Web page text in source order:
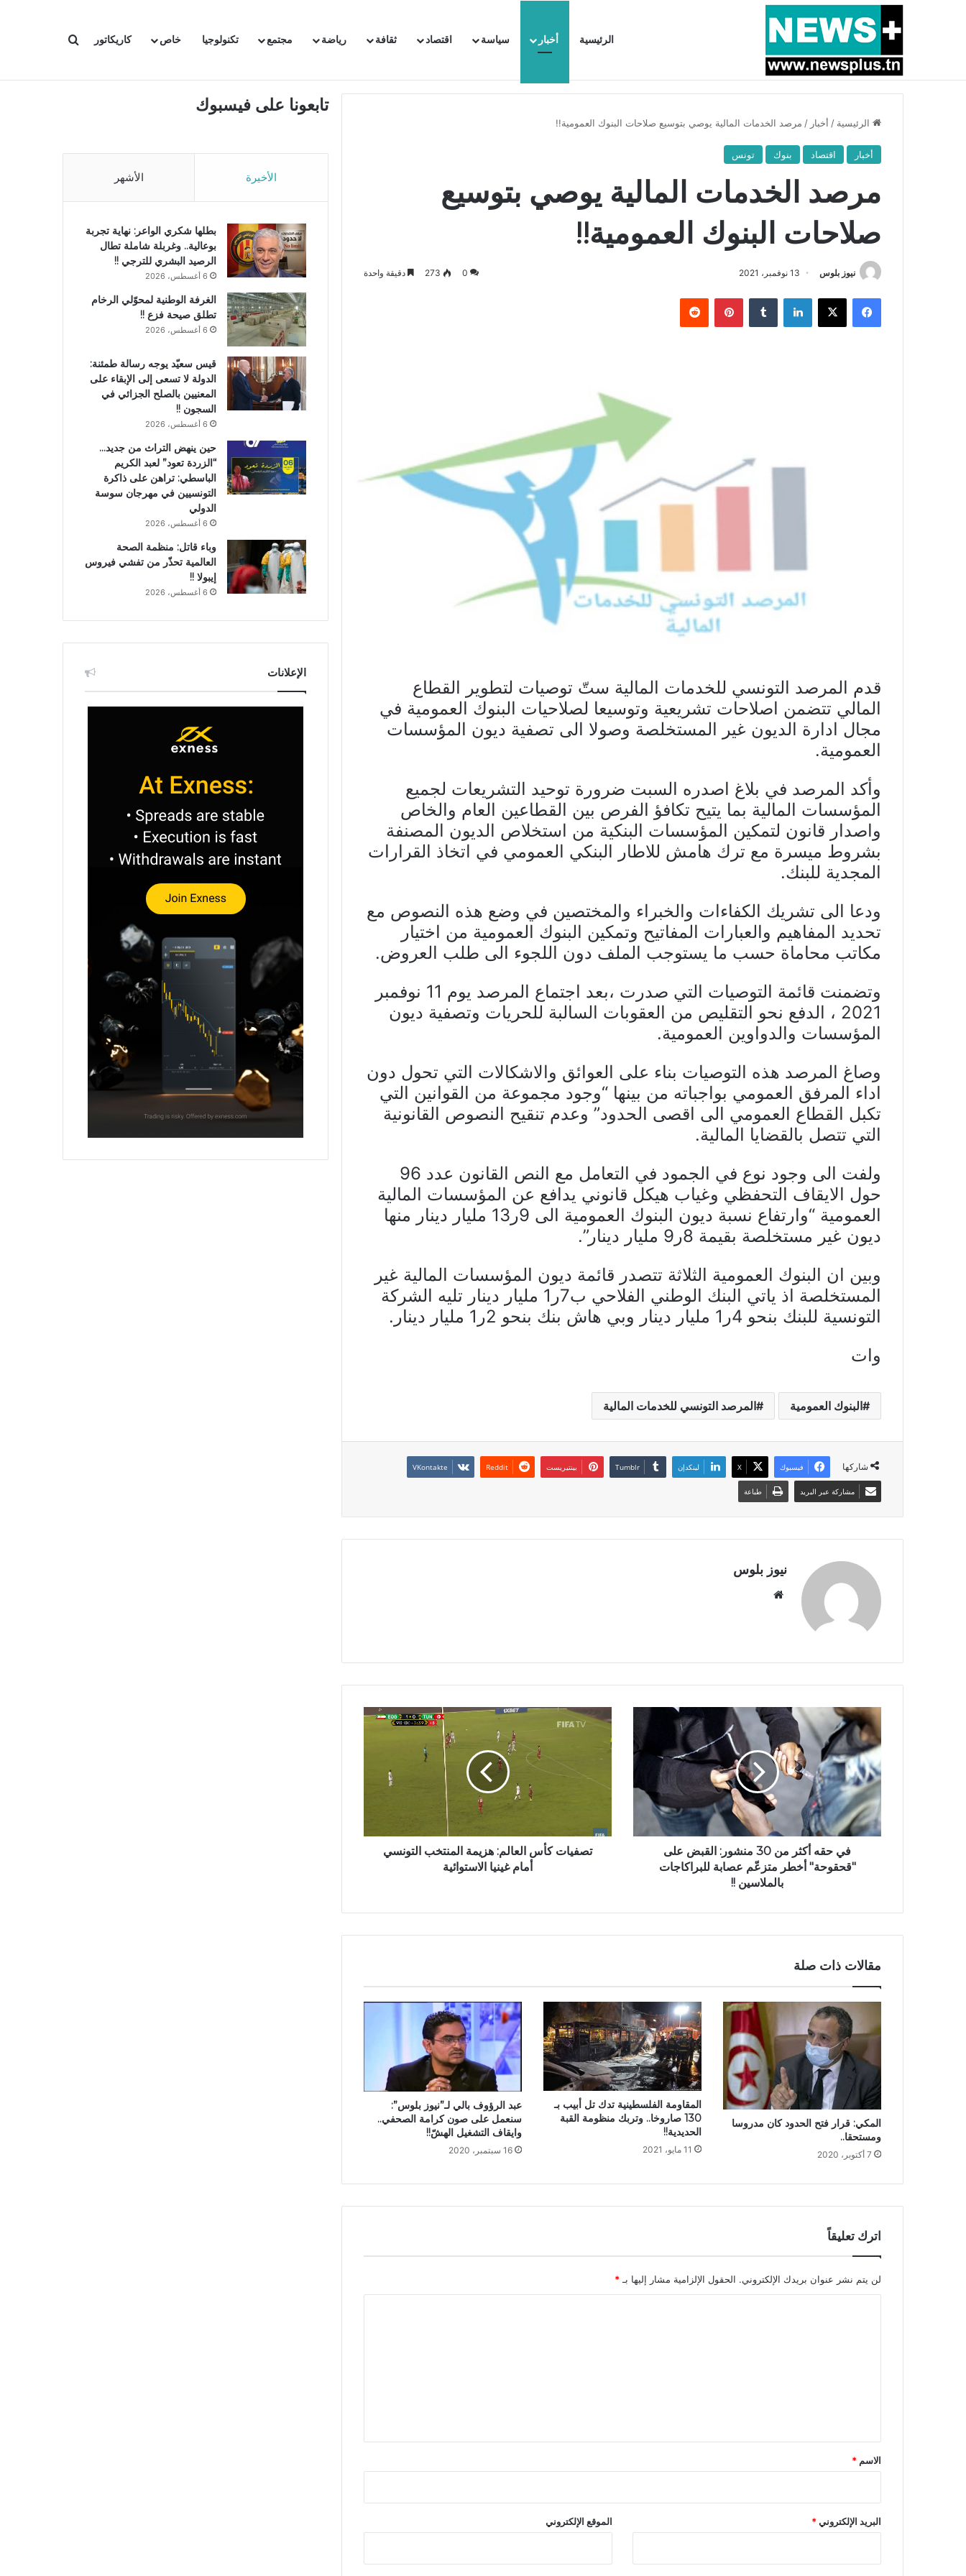
الرئيسية أخبار سياسة اقتصاد ثقافة رياضة مجتمع تكنولوجيا خاص كاريكاتور بحث عن
أخبار عاجلة بسبب المرزوقي وبتكليف من سعيّد: الخارجية تستدعي السفيرة الفرنسية بتونس وتبلغها احتجاجا شديد اللهجة !!
الرئيسية / أخبار / مرصد الخدمات المالية يوصي بتوسيع صلاحات البنوك العمومية!!
أخبار اقتصاد بنوك تونس
مرصد الخدمات المالية يوصي بتوسيع
صلاحات البنوك العمومية!!
نيوز بلوس 13 نوفمبر، 2021 0
273 دقيقة واحدة
فيسبوك X لينكدإن بينتيريست
قدم المرصد التونسي للخدمات المالية ستّ توصيات لتطوير القطاع
المالي تتضمن اصلاحات تشريعية وتوسيعا لصلاحيات البنوك العمومية في
مجال ادارة الديون غير المستخلصة وصولا الى تصفية ديون المؤسسات
العمومية.
وأكد المرصد في بلاغ اصدره السبت ضرورة توحيد التشريعات لجميع
المؤسسات المالية بما يتيح تكافؤ الفرص بين القطاعين العام والخاص
واصدار قانون لتمكين المؤسسات البنكية من استخلاص الديون المصنفة
بشروط ميسرة مع ترك هامش للاطار البنكي العمومي في اتخاذ القرارات
المجدية للبنك.
ودعا الى تشريك الكفاءات والخبراء والمختصين في وضع هذه النصوص مع
تحديد المفاهيم والعبارات المفاتيح وتمكين البنوك العمومية من اختيار
مكاتب محاماة حسب ما يستوجب الملف دون اللجوء الى طلب العروض.
وتضمنت قائمة التوصيات التي صدرت ،بعد اجتماع المرصد يوم 11 نوفمبر
2021 ، الدفع نحو التقليص من العقوبات السالبة للحريات وتصفية ديون
المؤسسات والدواوين العمومية.
وصاغ المرصد هذه التوصيات بناء على العوائق والاشكالات التي تحول دون
اداء المرفق العمومي بواجباته من بينها “وجود مجموعة من القوانين التي
تكبل القطاع العمومي الى اقصى الحدود” وعدم تنقيح النصوص القانونية
التي تتصل بالقضايا المالية.
ولفت الى وجود نوع في الجمود في التعامل مع النص القانون عدد 96
حول الايقاف التحفظي وغياب هيكل قانوني يدافع عن المؤسسات المالية
العمومية “وارتفاع نسبة ديون البنوك العمومية الى 9ر13 مليار دينار منها
ديون غير مستخلصة بقيمة 8ر9 مليار دينار”.
وبين ان البنوك العمومية الثلاثة تتصدر قائمة ديون المؤسسات المالية غير
المستخلصة اذ ياتي البنك الوطني الفلاحي ب7ر1 مليار دينار تليه الشركة
التونسية للبنك بنحو 4ر1 مليار دينار وبي هاش بنك بنحو 2ر1 مليار دينار.
وات
البنوك العمومية المرصد التونسي للخدمات المالية
شاركها فيسبوك X لينكدإن بينتيريست
مشاركة عبر البريد طباعة
نيوز بلوس
في حقه أكثر من 30 منشور: القبض على
"قحقوحة" أخطر متزعّم عصابة للبراكاجات
بالملاسين !!
تصفيات كأس العالم: هزيمة المنتخب التونسي
أمام غينيا الاستوائية
مقالات ذات صلة
المكي: قرار فتح الحدود كان مدروسا
ومستحقا..
7 أكتوبر، 2020
المقاومة الفلسطينية تدك تل أبيب بـ
130 صاروخا.. وتربك منظومة القبة
الحديدية!!
11 مايو، 2021
عبد الرؤوف بالي لـ”نيوز بلوس”:
سنعمل على صون كرامة الصحفي..
وايقاف التشغيل الهشّ!!
16 سبتمبر، 2020
اترك تعليقاً
لن يتم نشر عنوان بريدك الإلكتروني. الحقول الإلزامية مشار إليها بـ *
*
الاسم *
البريد الإلكتروني* الموقع الإلكتروني
تابعونا على فيسبوك
الأخيرة الأشهر
بطلها شكري الواعر: نهاية تجربة
بوعالية.. وغربلة شاملة تطال
الرصيد البشري للترجي !!
6 أغسطس، 2026
الغرفة الوطنية لمحوّلي الرخام
تطلق صيحة فزع !!
6 أغسطس، 2026
قيس سعيّد يوجه رسالة طمئنة:
الدولة لا تسعى إلى الإبقاء على
المعنيين بالصلح الجزائي في
السجون !!
6 أغسطس، 2026
حين ينهض التراث من جديد…
“الزردة تعود” لعبد الكريم
الباسطي: تراهن على ذاكرة
التونسيين في مهرجان سوسة
الدولي
6 أغسطس، 2026
وباء قاتل: منظمة الصحة
العالمية تحذّر من تفشي فيروس
إيبولا !!
6 أغسطس، 2026
الإعلانات